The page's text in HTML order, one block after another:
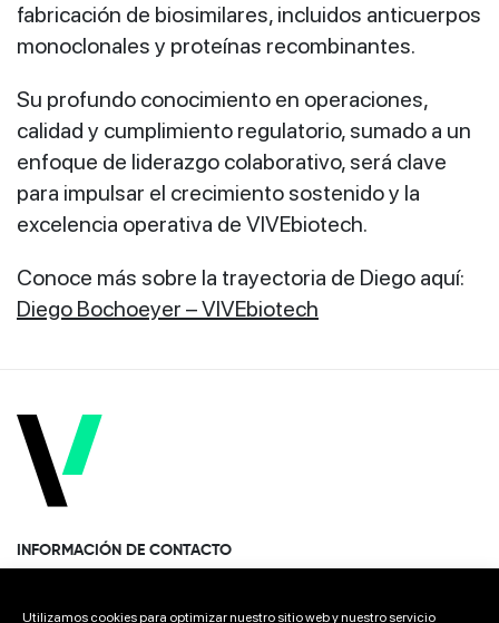
Utilizamos cookies para optimizar nuestro sitio web y nuestro servicio
fabricación de biosimilares, incluidos anticuerpos
monoclonales y proteínas recombinantes.
Su profundo conocimiento en operaciones,
calidad y cumplimiento regulatorio, sumado a un
enfoque de liderazgo colaborativo, será clave
para impulsar el crecimiento sostenido y la
excelencia operativa de VIVEbiotech.
Conoce más sobre la trayectoria de Diego aquí:
Diego Bochoeyer – VIVEbiotech
INFORMACIÓN DE CONTACTO